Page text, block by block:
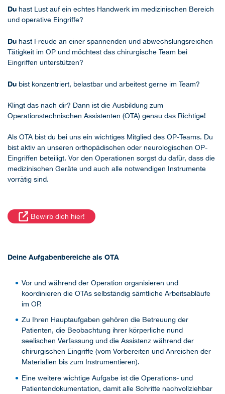
Du hast Lust auf ein echtes Handwerk im medizinischen Bereich
und operative Eingriffe?
Du hast Freude an einer spannenden und abwechslungsreichen
Tätigkeit im OP und möchtest das chirurgische Team bei
Eingriffen unterstützen?
Du bist konzentriert, belastbar und arbeitest gerne im Team?
Klingt das nach dir? Dann ist die Ausbildung zum
Operationstechnischen Assistenten (OTA) genau das Richtige!
Als OTA bist du bei uns ein wichtiges Mitglied des OP-Teams. Du
bist aktiv an unseren orthopädischen oder neurologischen OP-
Eingriffen beteiligt. Vor den Operationen sorgst du dafür, dass die
medizinischen Geräte und auch alle notwendigen Instrumente
vorrätig sind.
Bewirb dich hier!
Deine Aufgabenbereiche als OTA
Vor und während der Operation organisieren und
koordinieren die OTAs selbständig sämtliche Arbeitsabläufe
im OP.
Zu Ihren Hauptaufgaben gehören die Betreuung der
Patienten, die Beobachtung ihrer körperliche nund
seelischen Verfassung und die Assistenz während der
chirurgischen Eingriffe (vom Vorbereiten und Anreichen der
Materialien bis zum Instrumentieren).
Eine weitere wichtige Aufgabe ist die Operations- und
Patientendokumentation, damit alle Schritte nachvollziehbar